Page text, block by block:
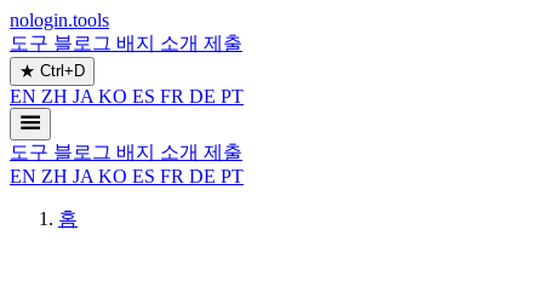
nologin.tools
도구 블로그 배지 소개 제출
★ Ctrl+D
EN ZH JA KO ES FR DE PT
도구 블로그 배지 소개 제출
EN ZH JA KO ES FR DE PT
홈